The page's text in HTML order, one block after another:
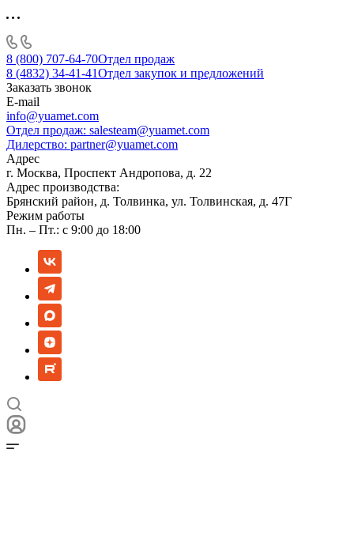
8 (800) 707-64-70Отдел продаж
8 (4832) 34-41-41Отдел закупок и предложений
Заказать звонок
E-mail
info@yuamet.com
Отдел продаж: salesteam@yuamet.com
Дилерство: partner@yuamet.com
Адрес
г. Москва, Проспект Андропова, д. 22
Адрес производства:
Брянский район, д. Толвинка, ул. Толвинская, д. 47Г
Режим работы
Пн. – Пт.: с 9:00 до 18:00